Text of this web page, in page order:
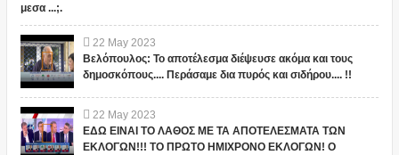
μεσα ...;.
22 May 2023
Βελόπουλος: Το αποτέλεσμα διέψευσε ακόμα και τους
δημοσκόπους.... Περάσαμε δια πυρός και σιδήρου.... !!
22 May 2023
ΕΔΩ ΕΙΝΑΙ ΤΟ ΛΑΘΟΣ ΜΕ ΤΑ ΑΠΟΤΕΛΕΣΜΑΤΑ ΤΩΝ
ΕΚΛΟΓΩΝ!!! ΤΟ ΠΡΩΤΟ ΗΜΙΧΡΟΝΟ ΕΚΛΟΓΩΝ! Ο